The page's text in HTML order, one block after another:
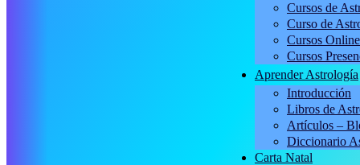
Cursos de
Curso de
Cursos Online
Cursos
Aprender Astrología
Introducción
Libros de
Artículos –
Diccionario
Carta Natal